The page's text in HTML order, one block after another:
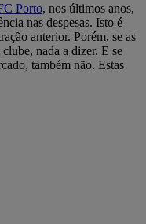
Porto, nos últimos anos,
nas despesas. Isto é
anterior. Porém, se as
nada a dizer. E se
também não. Estas